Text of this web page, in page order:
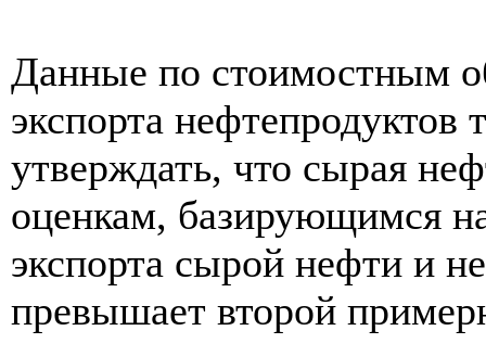
Данные по стоимостным
экспорта нефтепродуктов
утверждать, что сырая
оценкам, базирующимся
экспорта сырой нефти и
превышает второй